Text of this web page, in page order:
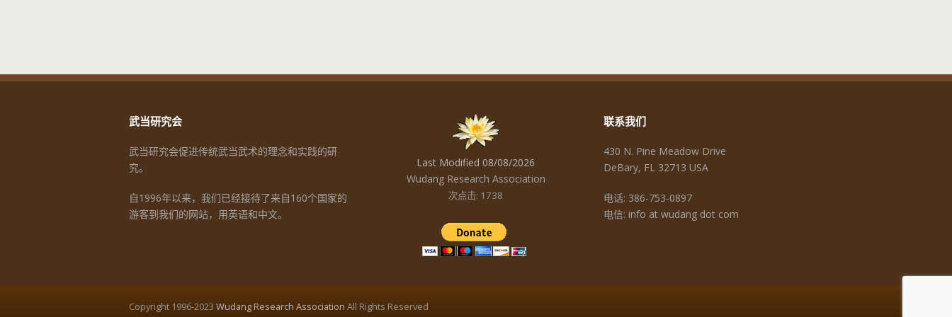
武当研究会
武当研究会促进传统武当武术的理念和实践的研
究。
自1996年以来，我们已经接待了来自160个国家的
游客到我们的网站，用英语和中文。
Last Modified 08/08/2026
Wudang Research Association
次点击: 1738
联系我们
430 N. Pine Meadow Drive
DeBary, FL 32713 USA
电话: 386-753-0897
电信: info at wudang dot com
Copyright 1996-2023 Wudang Research Association All Rights Reserved